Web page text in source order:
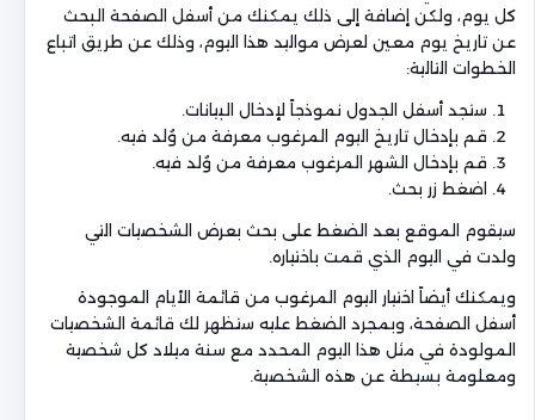
كل يوم، ولكن إضافة إلى ذلك يمكنك من أسفل الصفحة البحث
عن تاريخ يوم معين لعرض مواليد هذا اليوم، وذلك عن طريق اتباع
الخطوات التالية:
ستجد أسفل الجدول نموذجاً لإدخال البيانات.
قم بإدخال تاريخ اليوم المرغوب معرفة من وُلد فيه.
قم بإدخال الشهر المرغوب معرفة من وُلد فيه.
اضغط زر بحث.
سيقوم الموقع بعد الضغط على بحث بعرض الشخصيات التي
ولدت في اليوم الذي قمت باختياره.
ويمكنك أيضاً اختيار اليوم المرغوب من قائمة الأيام الموجودة
أسفل الصفحة، وبمجرد الضغط عليه ستظهر لك قائمة الشخصيات
المولودة في مثل هذا اليوم المحدد مع سنة ميلاد كل شخصية
ومعلومة بسيطة عن هذه الشخصية.